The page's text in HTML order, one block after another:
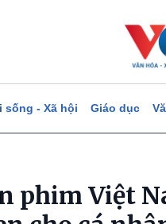
sống - Xã hội Giáo dục
phim Việt